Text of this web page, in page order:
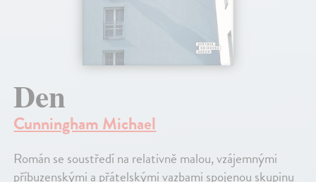
Den
Cunningham Michael
Román se soustředí na relativně malou, vzájemnými
příbuzenskými a přátelskými vazbami spojenou skupinu